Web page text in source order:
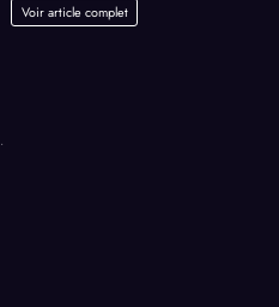
Voir article complet